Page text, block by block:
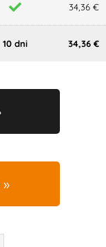
34,36 €
10 dni 34,36 €